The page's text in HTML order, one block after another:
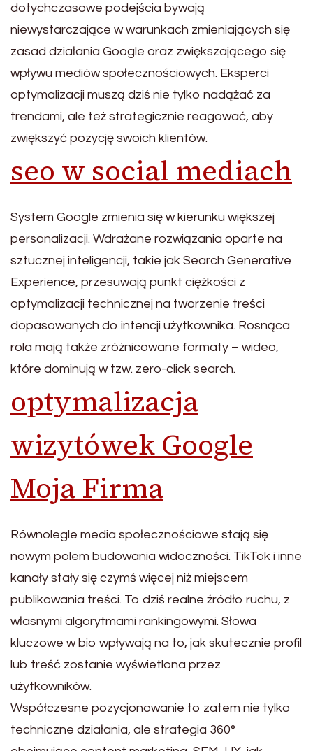
dotychczasowe podejścia bywają
niewystarczające w warunkach zmieniających się
zasad działania Google oraz zwiększającego się
wpływu mediów społecznościowych. Eksperci
optymalizacji muszą dziś nie tylko nadążać za
trendami, ale też strategicznie reagować, aby
zwiększyć pozycję swoich klientów.
seo w social mediach
System Google zmienia się w kierunku większej
personalizacji. Wdrażane rozwiązania oparte na
sztucznej inteligencji, takie jak Search Generative
Experience, przesuwają punkt ciężkości z
optymalizacji technicznej na tworzenie treści
dopasowanych do intencji użytkownika. Rosnąca
rola mają także zróżnicowane formaty – wideo,
które dominują w tzw. zero-click search.
optymalizacja
wizytówek Google
Moja Firma
Równolegle media społecznościowe stają się
nowym polem budowania widoczności. TikTok i inne
kanały stały się czymś więcej niż miejscem
publikowania treści. To dziś realne źródło ruchu, z
własnymi algorytmami rankingowymi. Słowa
kluczowe w bio wpływają na to, jak skutecznie profil
lub treść zostanie wyświetlona przez
użytkowników.
Współczesne pozycjonowanie to zatem nie tylko
techniczne działania, ale strategia 360°